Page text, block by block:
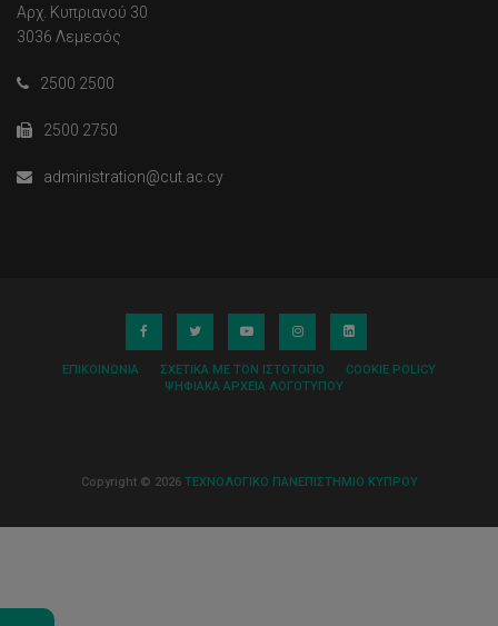
Αρχ. Κυπριανού 30
3036 Λεμεσός
2500 2500
2500 2750
administration@cut.ac.cy
ΕΠΙΚΟΙΝΩΝΊΑ ΣΧΕΤΙΚΆ ΜΕ ΤΟΝ ΙΣΤΌΤΟΠΟ
COOKIE POLICY
ΨΗΦΙΑΚΆ ΑΡΧΕΊΑ ΛΟΓΌΤΥΠΟΥ
Copyright © 2026 ΤΕΧΝΟΛΟΓΙΚΟ ΠΑΝΕΠΙΣΤΗΜΙΟ ΚΥΠΡΟΥ